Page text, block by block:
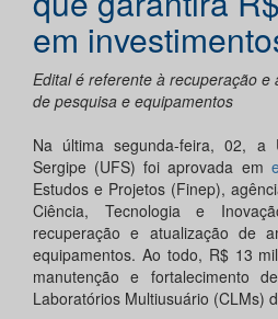
em
Edital é referente à recuperação e
de pesquisa e equipamentos
Na última segunda-feira, 02, a
Sergipe (UFS) foi aprovada em
Estudos e Projetos (Finep),
Ciência, Tecnologia e
recuperação e atualização de
equipamentos. Ao todo, R$ 13
manutenção e fortalecimento
Laboratórios Multiusuário (CLMs)